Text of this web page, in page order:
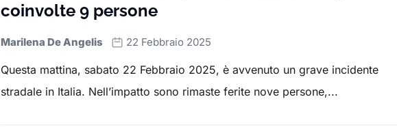
coinvolte 9 persone
Marilena De Angelis 22 Febbraio 2025
Questa mattina, sabato 22 Febbraio 2025, è avvenuto un grave incidente
stradale in Italia. Nell’impatto sono rimaste ferite nove persone,...